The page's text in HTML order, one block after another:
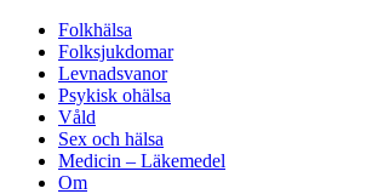
Folkhälsa
Folksjukdomar
Levnadsvanor
Psykisk ohälsa
Våld
Sex och hälsa
Medicin – Läkemedel
Om